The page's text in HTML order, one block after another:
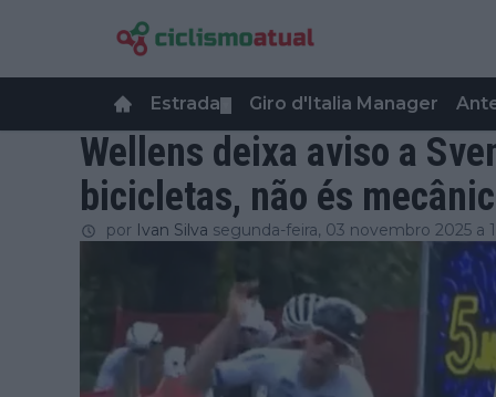
Estrada Giro d'Italia Manager
Wellens deixa aviso a
bicicletas, não és
por Ivan Silva segunda-feira, 03 novembro 2025 a